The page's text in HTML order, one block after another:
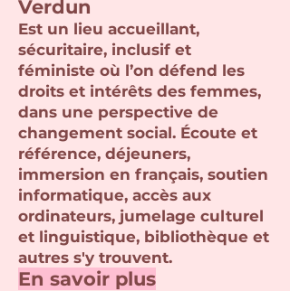
Verdun
Est un lieu accueillant,
sécuritaire, inclusif et
féministe où l’on défend les
droits et intérêts des femmes,
dans une perspective de
changement social. Écoute et
référence, déjeuners,
immersion en français, soutien
informatique, accès aux
ordinateurs, jumelage culturel
et linguistique, bibliothèque et
autres s'y trouvent.
En savoir plus